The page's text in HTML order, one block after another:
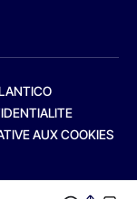
AUX COOKIES